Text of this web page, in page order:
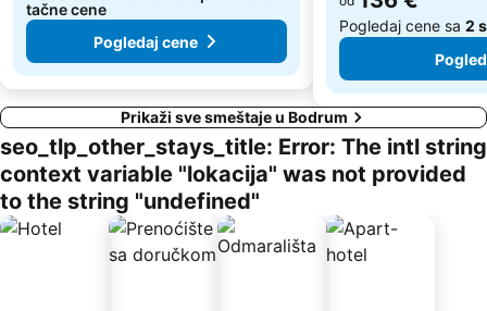
tačne cene
Pogledaj cene
Pogledaj cene sa 2
Prikaži sve smeštaje u Bodrum
seo_tlp_other_stays_title: Error: The intl string
context variable "lokacija" was not provided
to the string "undefined"